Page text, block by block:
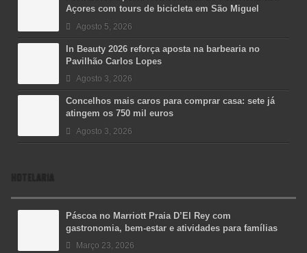
Açores com tours de bicicleta em São Miguel
Agosto 5, 2026
In Beauty 2026 reforça aposta na barbearia no
Pavilhão Carlos Lopes
Agosto 3, 2026
Concelhos mais caros para comprar casa: sete já
atingem os 750 mil euros
Agosto 3, 2026
HOTELARIA
Páscoa no Marriott Praia D’El Rey com
gastronomia, bem-estar e atividades para famílias
Março 23, 2026